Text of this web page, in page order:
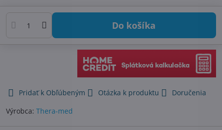
Do košíka
Pridať k Obľúbeným Otázka k produktu
Doručenia
Výrobca: Thera-med